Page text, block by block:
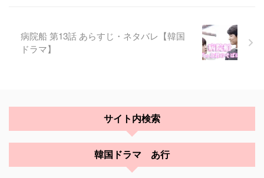
病院船 第13話 あらすじ・ネタバレ【韓国
ドラマ】
サイト内検索
韓国ドラマ あ行